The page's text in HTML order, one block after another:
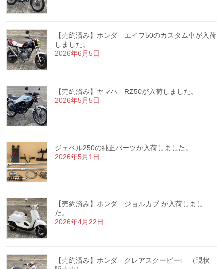
【売約済み】ホンダ エイプ50のカスタム車が入荷
しました。
2026年6月5日
【売約済み】ヤマハ RZ50が入荷しました。
2026年5月5日
ジェベル250の純正パーツが入荷しました。
2026年5月1日
【売約済み】ホンダ ジョルカブ が入荷しまし
た。
2026年4月22日
【売約済み】ホンダ クレアスクーピーi （現状